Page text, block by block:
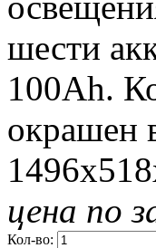
шести
100Ah.
окрашен
цена по
Кол-во: